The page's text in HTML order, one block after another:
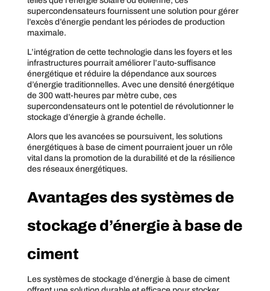
supercondensateurs fournissent une solution pour gérer
l’excès d’énergie pendant les périodes de production
maximale.
L’intégration de cette technologie dans les foyers et les
infrastructures pourrait améliorer l’auto-suffisance
énergétique et réduire la dépendance aux sources
d’énergie traditionnelles. Avec une densité énergétique
de 300 watt-heures par mètre cube, ces
supercondensateurs ont le potentiel de révolutionner le
stockage d’énergie à grande échelle.
Alors que les avancées se poursuivent, les solutions
énergétiques à base de ciment pourraient jouer un rôle
vital dans la promotion de la durabilité et de la résilience
des réseaux énergétiques.
Avantages des systèmes de
stockage d’énergie à base de
ciment
Les systèmes de stockage d’énergie à base de ciment